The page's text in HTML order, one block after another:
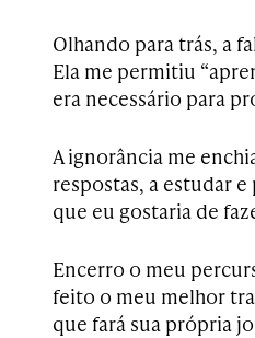
Olhando para trás, a
Ela me permitiu
era necessário para
A ignorância me
respostas, a estudar
que eu gostaria de
Encerro o meu
feito o meu melhor
que fará sua própria